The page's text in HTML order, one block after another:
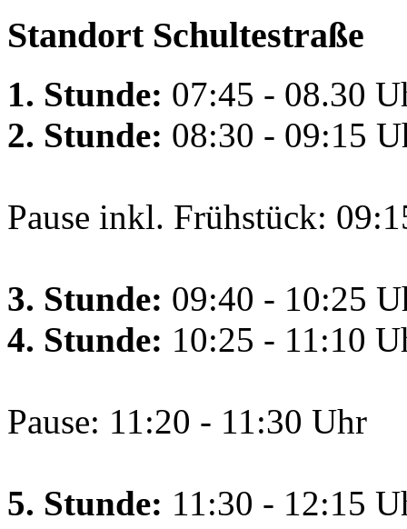
Standort Schultestraße
1. Stunde: 07:45 - 08.30
2. Stunde: 08:30 - 09:15
Pause inkl. Frühstück:
3. Stunde: 09:40 - 10:25
4. Stunde: 10:25 - 11:10
Pause: 11:20 - 11:30 Uhr
5. Stunde: 11:30 - 12:15